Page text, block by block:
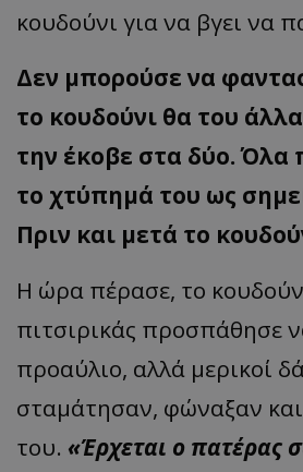
κουδούνι για να βγει να
Δεν μπορούσε να
το κουδούνι θα του
την έκοβε στα δύο. Όλα
το χτύπημά του ως
Πριν και μετά το
Η ώρα πέρασε, το
πιτσιρικάς προσπάθησε
προαύλιο, αλλά μερικοί
σταμάτησαν, φώναξαν
του. «Έρχεται ο πατέρας